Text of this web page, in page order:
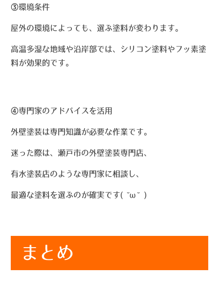
③環境条件
屋外の環境によっても、選ぶ塗料が変わります。
高温多湿な地域や沿岸部では、シリコン塗料やフッ素塗
料が効果的です。
④専門家のアドバイスを活用
外壁塗装は専門知識が必要な作業です。
迷った際は、瀬戸市の外壁塗装専門店、
有水塗装店のような専門家に相談し、
最適な塗料を選ぶのが確実です( ˘ω˘ )
まとめ